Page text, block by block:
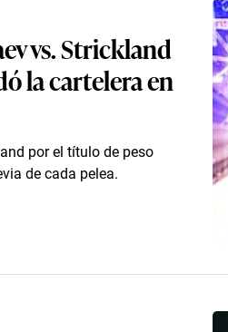
vs. Strickland
la cartelera en
por el título de peso
de cada pelea.